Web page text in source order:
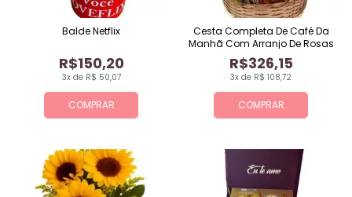
COMPRAR
3x de R$ 50,07
R$150,20
Balde Netflix
COMPRAR
3x de R$ 108,72
R$326,15
Cesta Completa De Café Da
Manhã Com Arranjo De Rosas